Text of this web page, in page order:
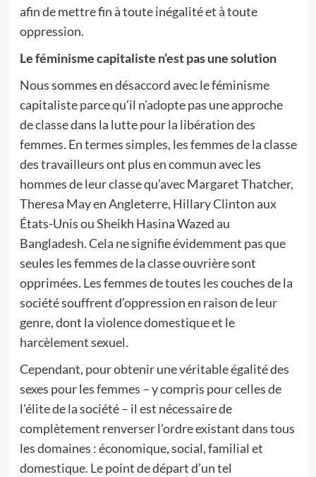
afin de mettre fin à toute inégalité et à toute
oppression.
Le féminisme capitaliste n’est pas une solution
Nous sommes en désaccord avec le féminisme
capitaliste parce qu’il n’adopte pas une approche
de classe dans la lutte pour la libération des
femmes. En termes simples, les femmes de la classe
des travailleurs ont plus en commun avec les
hommes de leur classe qu’avec Margaret Thatcher,
Theresa May en Angleterre, Hillary Clinton aux
États-Unis ou Sheikh Hasina Wazed au
Bangladesh. Cela ne signifie évidemment pas que
seules les femmes de la classe ouvrière sont
opprimées. Les femmes de toutes les couches de la
société souffrent d’oppression en raison de leur
genre, dont la violence domestique et le
harcèlement sexuel.
Cependant, pour obtenir une véritable égalité des
sexes pour les femmes – y compris pour celles de
l’élite de la société – il est nécessaire de
complètement renverser l’ordre existant dans tous
les domaines : économique, social, familial et
domestique. Le point de départ d’un tel